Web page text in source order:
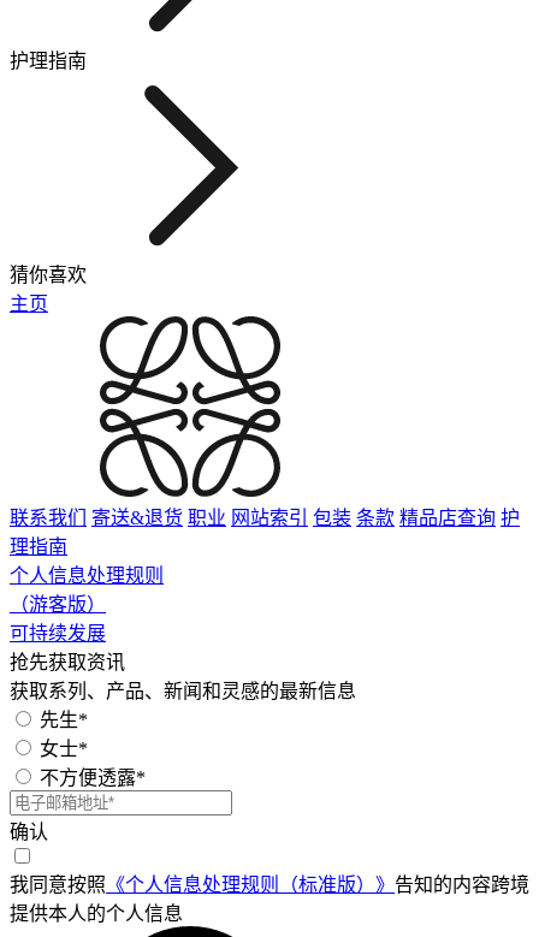
护理指南
猜你喜欢
主页
联系我们 寄送&退货 职业 网站索引 包装 条款 精品店查询 护
理指南
个人信息处理规则
（游客版）
可持续发展
抢先获取资讯
获取系列、产品、新闻和灵感的最新信息
先生*
女士*
不方便透露*
确认
我同意按照 《个人信息处理规则（标准版）》 告知的内容跨境
提供本人的个人信息